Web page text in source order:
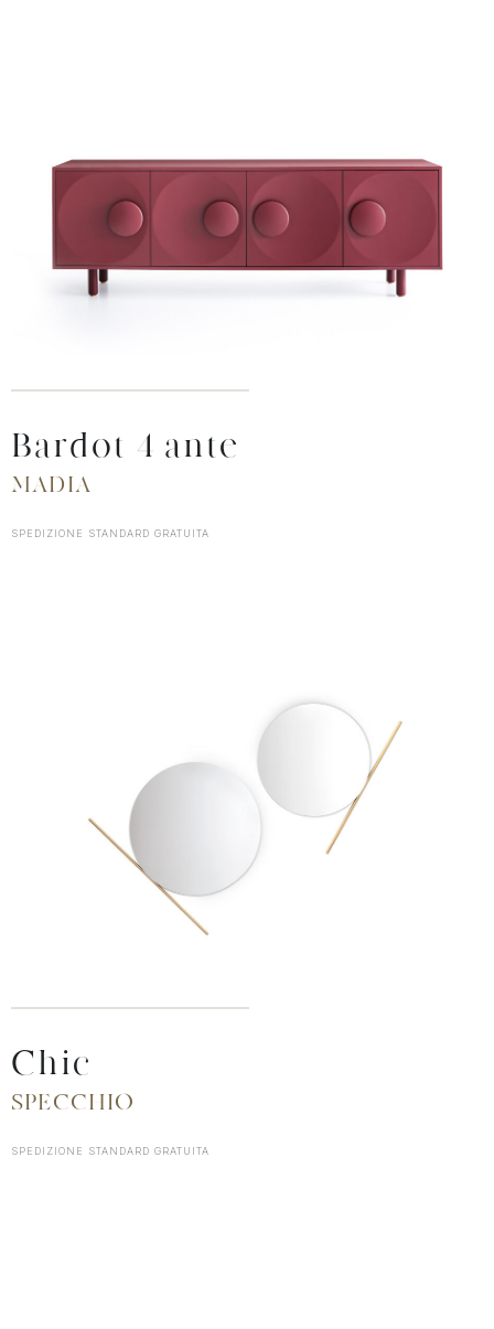
MADIA
Bardot 4 ante
SPEDIZIONE STANDARD GRATUITA
SPECCHIO
Chic
SPEDIZIONE STANDARD GRATUITA